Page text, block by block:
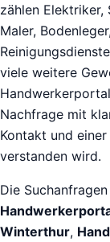
zählen Elektriker,
Maler,
viele weitere
Nachfrage mit
Kontakt und
verstanden wird.
Die
Winterthur,